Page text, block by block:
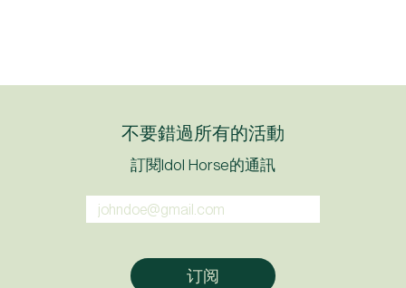
不要錯過所有的活動
訂閱Idol Horse的通訊